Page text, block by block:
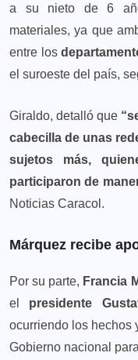
a su nieto de 6
materiales, ya que
entre los
el suroeste del país,
Giraldo, detalló que
cabecilla de unas
sujetos más,
participaron de
Noticias Caracol.
Márquez recibe
Por su parte, Francia
el presidente
ocurriendo los hechos
Gobierno nacional